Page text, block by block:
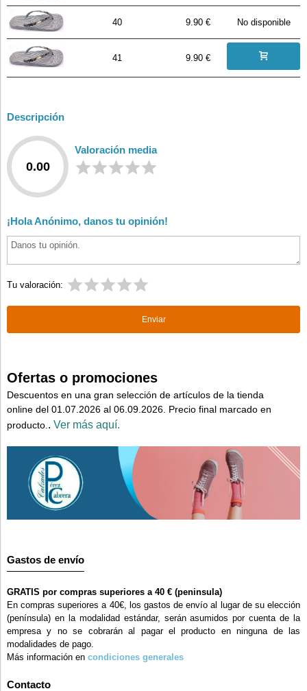
40 9.90 € No disponible
41 9.90 €
Descripción
0.00
Valoración media
¡Hola Anónimo, danos tu opinión!
Tu valoración:
Ofertas o promociones
Descuentos en una gran selección de artículos de la tienda
online del 01.07.2026 al 06.09.2026. Precio final marcado en
producto. . Ver más aquí.
Gastos de envío
GRATIS por compras superiores a 40 € (peninsula)
En compras superiores a 40€, los gastos de envío al lugar de su elección
(península) en la modalidad estándar, serán asumidos por cuenta de la
empresa y no se cobrarán al pagar el producto en ninguna de las
modalidades de pago.
Más información en condiciones generales
Contacto